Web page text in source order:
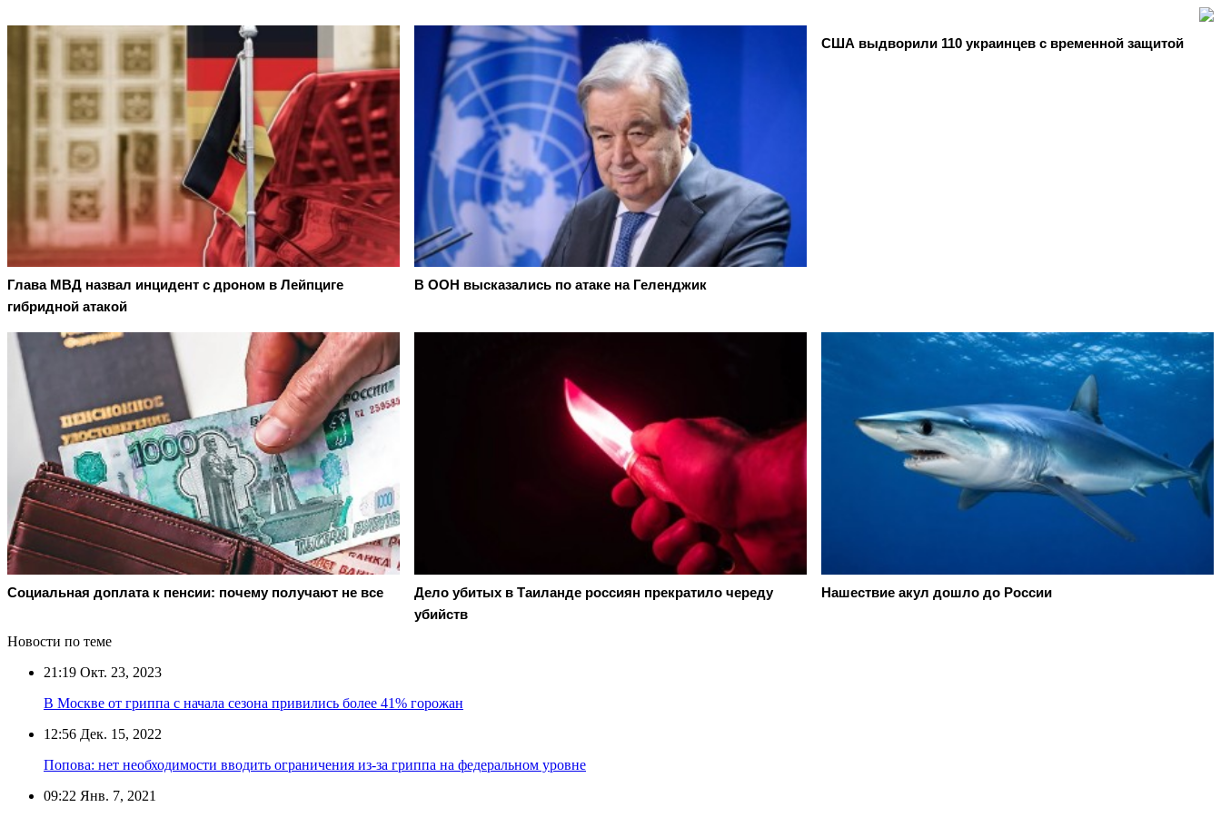
Глава МВД назвал инцидент с дроном в Лейпциге
гибридной атакой
В ООН высказались по атаке на Геленджик
США выдворили 110 украинцев с временной защитой
Социальная доплата к пенсии: почему получают не все
Дело убитых в Таиланде россиян прекратило череду
убийств
Нашествие акул дошло до России
Новости по теме
21:19 Окт. 23, 2023
В Москве от гриппа с начала сезона привились более 41% горожан
12:56 Дек. 15, 2022
Попова: нет необходимости вводить ограничения из-за гриппа на федеральном уровне
09:22 Янв. 7, 2021